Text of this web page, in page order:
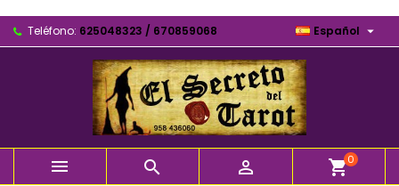
Teléfono: 625048323 / 670859068 Español 
   shopping_cart0